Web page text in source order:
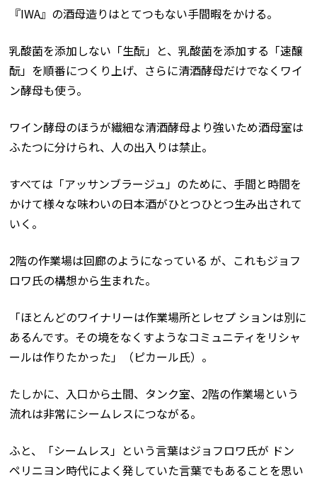
『IWA』の酒母造りはとてつもない手間暇をかける。
乳酸菌を添加しない「生酛」と、乳酸菌を添加する「速醸
酛」を順番につくり上げ、さらに清酒酵母だけでなくワイ
ン酵母も使う。
ワイン酵母のほうが繊細な清酒酵母より強いため酒母室は
ふたつに分けられ、人の出入りは禁止。
すべては「アッサンブラージュ」のために、手間と時間を
かけて様々な味わいの日本酒がひとつひとつ生み出されて
いく。
2階の作業場は回廊のようになっている が、これもジョフ
ロワ氏の構想から生まれた。
「ほとんどのワイナリーは作業場所とレセプ ションは別に
あるんです。その境をなくすようなコミュニティをリシャ
ールは作りたかった」（ピカール氏）。
たしかに、入口から土間、タンク室、2階の作業場という
流れは非常にシームレスにつながる。
ふと、「シームレス」という言葉はジョフロワ氏が ドン
ペリニヨン時代によく発していた言葉でもあることを思い